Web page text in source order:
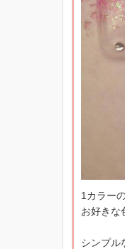
1カラー
お好きな
シンプル